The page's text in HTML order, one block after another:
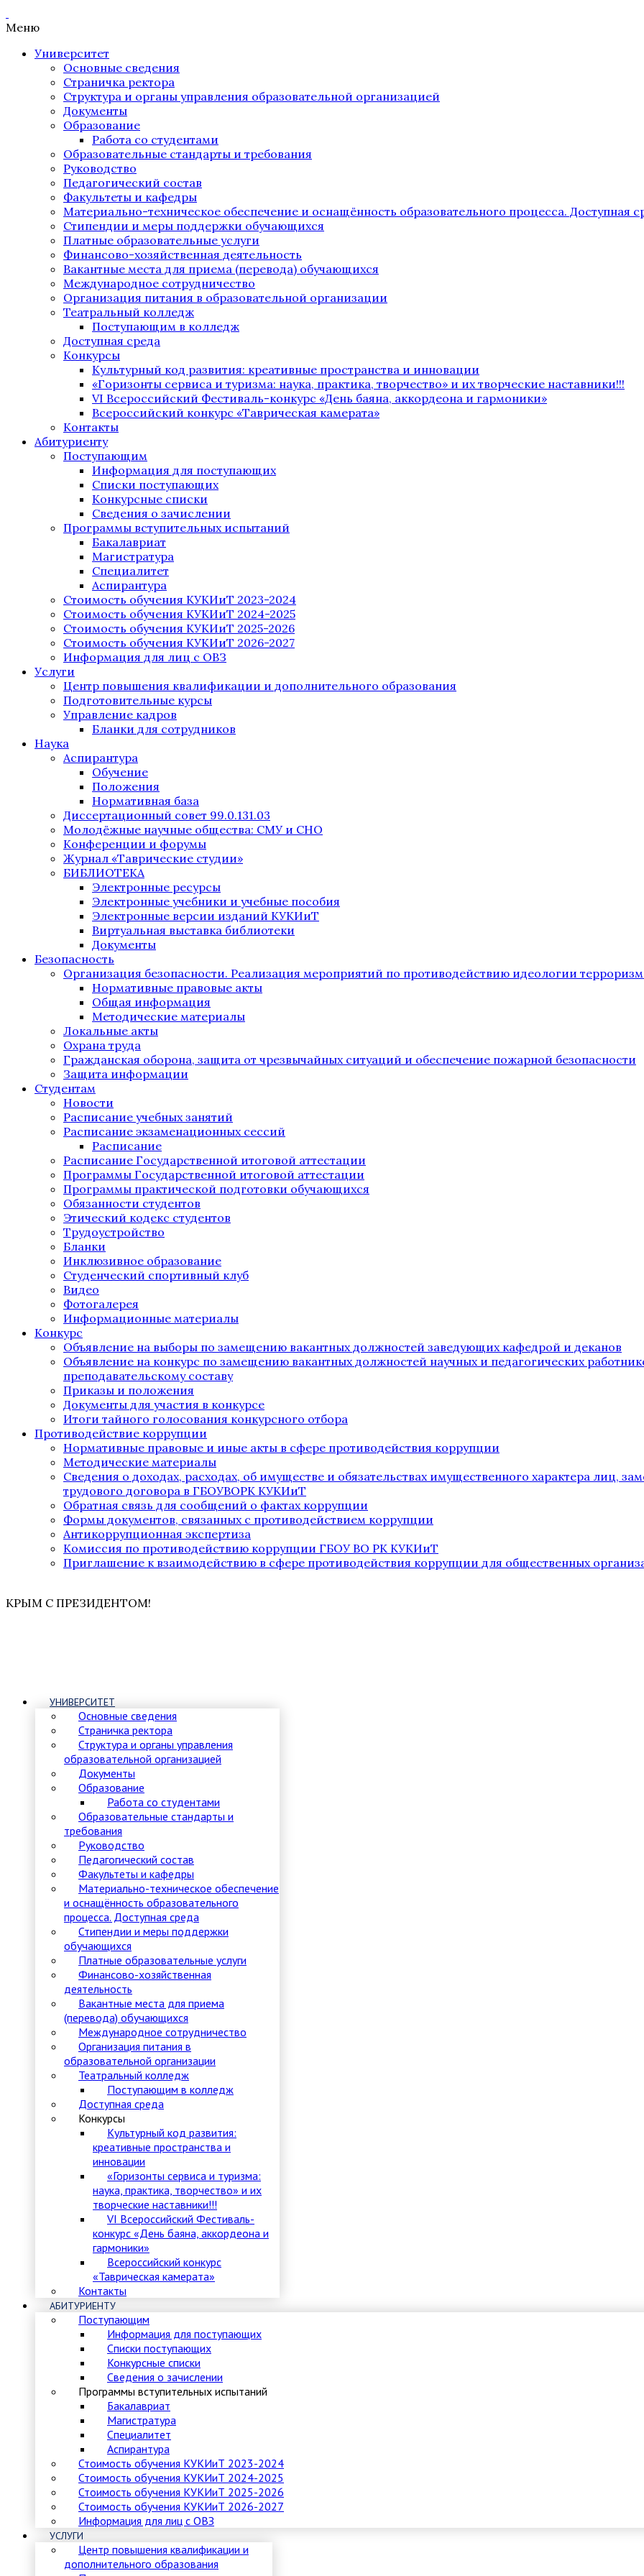
Меню
Университет
Основные сведения
Страничка ректора
Структура и органы управления образовательной организацией
Документы
Образование
Работа со студентами
Образовательные стандарты и требования
Руководство
Педагогический состав
Факультеты и кафедры
Материально-техническое обеспечение и оснащённость образовательного процесса. Доступная
Стипендии и меры поддержки обучающихся
Платные образовательные услуги
Финансово-хозяйственная деятельность
Вакантные места для приема (перевода) обучающихся
Международное сотрудничество
Организация питания в образовательной организации
Театральный колледж
Поступающим в колледж
Доступная среда
Конкурсы
Культурный код развития: креативные пространства и инновации
«Горизонты сервиса и туризма: наука, практика, творчество» и их творческие наставники!!!
VI Всероссийский Фестиваль-конкурс «День баяна, аккордеона и гармоники»
Всероссийский конкурс «Таврическая камерата»
Контакты
Абитуриенту
Поступающим
Информация для поступающих
Списки поступающих
Конкурсные списки
Сведения о зачислении
Программы вступительных испытаний
Бакалавриат
Магистратура
Специалитет
Аспирантура
Стоимость обучения КУКИиТ 2023-2024
Стоимость обучения КУКИиТ 2024-2025
Стоимость обучения КУКИиТ 2025-2026
Стоимость обучения КУКИиТ 2026-2027
Информация для лиц с ОВЗ
Услуги
Центр повышения квалификации и дополнительного образования
Подготовительные курсы
Управление кадров
Бланки для сотрудников
Наука
Аспирантура
Обучение
Положения
Нормативная база
Диссертационный совет 99.0.131.03
Молодёжные научные общества: СМУ и СНО
Конференции и форумы
Журнал «Таврические студии»
БИБЛИОТЕКА
Электронные ресурсы
Электронные учебники и учебные пособия
Электронные версии изданий КУКИиТ
Виртуальная выставка библиотеки
Документы
Безопасность
Организация безопасности. Реализация мероприятий по противодействию идеологии
Нормативные правовые акты
Общая информация
Методические материалы
Локальные акты
Охрана труда
Гражданская оборона, защита от чрезвычайных ситуаций и обеспечение пожарной безопасности
Защита информации
Студентам
Новости
Расписание учебных занятий
Расписание экзаменационных сессий
Расписание
Расписание Государственной итоговой аттестации
Программы Государственной итоговой аттестации
Программы практической подготовки обучающихся
Обязанности студентов
Этический кодекс студентов
Трудоустройство
Бланки
Инклюзивное образование
Студенческий спортивный клуб
Видео
Фотогалерея
Информационные материалы
Конкурс
Объявление на выборы по замещению вакантных должностей заведующих кафедрой и деканов
Объявление на конкурс по замещению вакантных должностей научных и педагогических
преподавательскому составу
Приказы и положения
Документы для участия в конкурсе
Итоги тайного голосования конкурсного отбора
Противодействие коррупции
Нормативные правовые и иные акты в сфере противодействия коррупции
Методические материалы
Сведения о доходах, расходах, об имуществе и обязательствах имущественного характера лиц,
трудового договора в ГБОУВОРК КУКИиТ
Обратная связь для сообщений о фактах коррупции
Формы документов, связанных с противодействием коррупции
Антикоррупционная экспертиза
Комиссия по противодействию коррупции ГБОУ ВО РК КУКИиТ
Приглашение к взаимодействию в сфере противодействия коррупции для общественных
КРЫМ С ПРЕЗИДЕНТОМ!
УНИВЕРСИТЕТ
Основные сведения
Страничка ректора
Структура и органы управления
образовательной организацией
Документы
Образование
Работа со студентами
Образовательные стандарты и
требования
Руководство
Педагогический состав
Факультеты и кафедры
Материально-техническое обеспечение
и оснащённость образовательного
процесса. Доступная среда
Стипендии и меры поддержки
обучающихся
Платные образовательные услуги
Финансово-хозяйственная
деятельность
Вакантные места для приема
(перевода) обучающихся
Международное сотрудничество
Организация питания в
образовательной организации
Театральный колледж
Поступающим в колледж
Доступная среда
Конкурсы
Культурный код развития:
креативные пространства и
инновации
«Горизонты сервиса и туризма:
наука, практика, творчество» и их
творческие наставники!!!
VI Всероссийский Фестиваль-
конкурс «День баяна, аккордеона и
гармоники»
Всероссийский конкурс
«Таврическая камерата»
Контакты
АБИТУРИЕНТУ
Поступающим
Информация для поступающих
Списки поступающих
Конкурсные списки
Сведения о зачислении
Программы вступительных испытаний
Бакалавриат
Магистратура
Специалитет
Аспирантура
Стоимость обучения КУКИиТ 2023-2024
Стоимость обучения КУКИиТ 2024-2025
Стоимость обучения КУКИиТ 2025-2026
Стоимость обучения КУКИиТ 2026-2027
Информация для лиц с ОВЗ
УСЛУГИ
Центр повышения квалификации и
дополнительного образования